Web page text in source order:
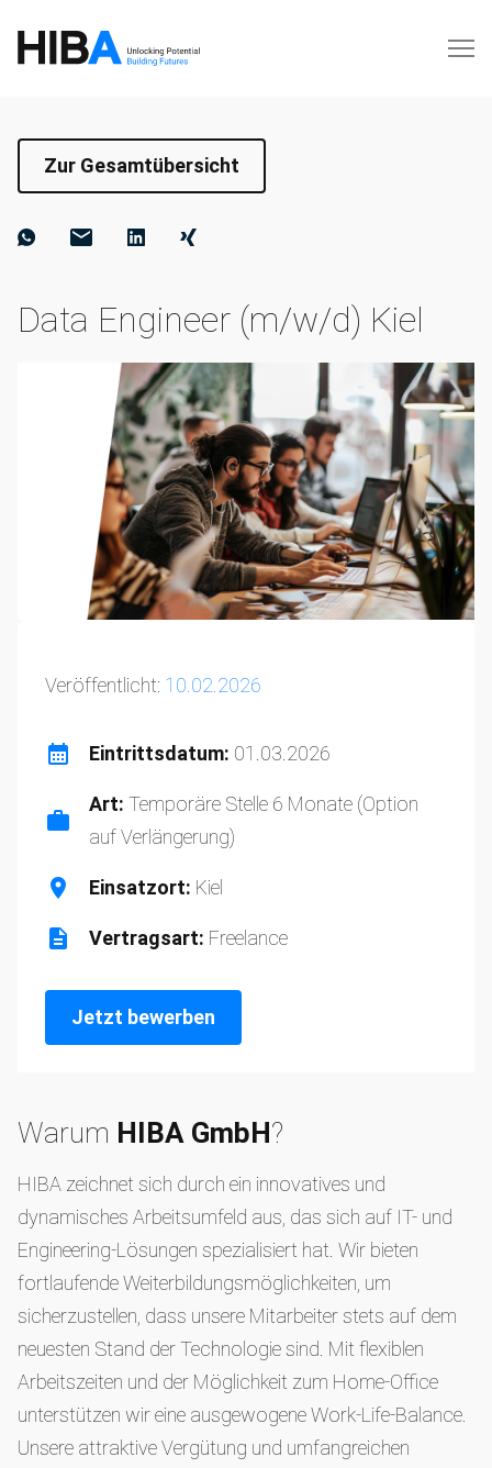
Zur Gesamtübersicht
Data Engineer (m/w/d) Kiel
Veröffentlicht: 10.02.2026
Eintrittsdatum: 01.03.2026
Art: Temporäre Stelle 6 Monate (Option
auf Verlängerung)
Einsatzort: Kiel
Vertragsart: Freelance
Jetzt bewerben
Warum HIBA GmbH?
HIBA zeichnet sich durch ein innovatives und
dynamisches Arbeitsumfeld aus, das sich auf IT- und
Engineering-Lösungen spezialisiert hat. Wir bieten
fortlaufende Weiterbildungsmöglichkeiten, um
sicherzustellen, dass unsere Mitarbeiter stets auf dem
neuesten Stand der Technologie sind. Mit flexiblen
Arbeitszeiten und der Möglichkeit zum Home-Office
unterstützen wir eine ausgewogene Work-Life-Balance.
Unsere attraktive Vergütung und umfangreichen